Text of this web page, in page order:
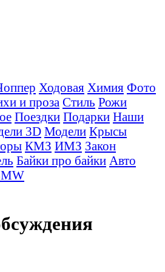
Ходовая Химия Фото
и проза Стиль Рожи
Поездки Подарки Наши
3D Модели Крысы
КМЗ ИМЗ Закон
Байки про байки Авто